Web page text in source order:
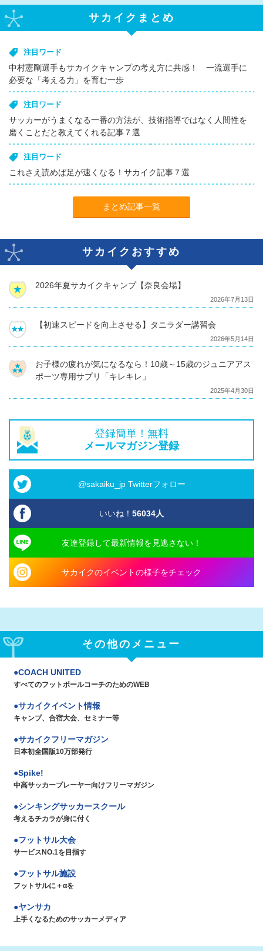
サカイクまとめ
注目ワード
中村憲剛選手もサカイクキャンプの考え方に共感！ 一流選手に
必要な「考える力」を育む一歩
注目ワード
サッカーがうまくなる一番の方法が、技術指導ではなく人間性を
磨くことだと教えてくれる記事７選
注目ワード
これさえ読めば足が速くなる！サカイク記事７選
まとめ記事一覧
サカイクおすすめ
2026年夏サカイクキャンプ【奈良会場】
2026年7月13日
【初速スピードを向上させる】タニラダー講習会
2026年5月14日
お子様の疲れが気になるなら！10歳～15歳のジュニアアス
ポーツ専用サプリ「キレキレ」
2025年4月30日
登録簡単！無料
メールマガジン登録
@sakaiku_jp Twitterフォロー
いいね！ 56034人
友達登録して最新情報を見逃さない！
サカイクのイベントの様子をチェック
その他のメニュー
COACH UNITED
すべてのフットボールコーチのためのWEB
サカイクイベント情報
キャンプ、合宿大会、セミナー等
サカイクフリーマガジン
日本初全国版10万部発行
Spike!
中高サッカープレーヤー向けフリーマガジン
シンキングサッカースクール
考えるチカラが身に付く
フットサル大会
サービスNO.1を目指す
フットサル施設
フットサルに＋αを
ヤンサカ
上手くなるためのサッカーメディア